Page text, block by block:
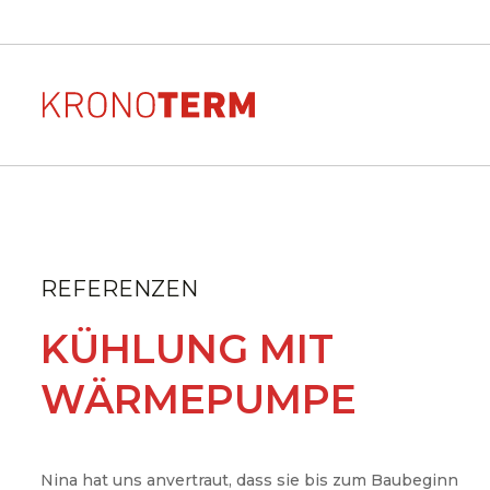
Beheizung
ADAPT 2
ETERA
WPG
Downloads von
unseren Produkten
REFERENZEN
KÜHLUNG MIT
WÄRMEPUMPE
Nina hat uns anvertraut, dass sie bis zum Baubeginn